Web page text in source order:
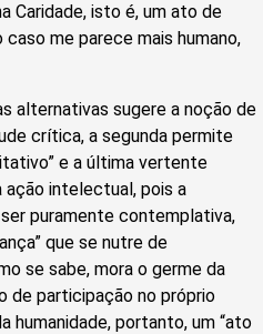
Caridade, isto é, um ato de
me parece mais humano,
alternativas sugere a noção de
crítica, a segunda permite
e a última vertente
ação intelectual, pois a
ser puramente contemplativa,
que se nutre de
se sabe, mora o germe da
de participação no próprio
humanidade, portanto, um “ato